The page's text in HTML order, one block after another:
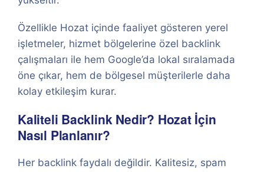
Özellikle Hozat içinde faaliyet gösteren yerel
işletmeler, hizmet bölgelerine özel backlink
çalışmaları ile hem Google’da lokal sıralamada
öne çıkar, hem de bölgesel müşterilerle daha
kolay etkileşim kurar.
Kaliteli Backlink Nedir? Hozat İçin
Nasıl Planlanır?
Her backlink faydalı değildir. Kalitesiz, spam